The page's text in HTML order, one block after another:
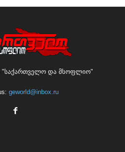
"საქართველო და მსოფლიო"
geworld@inbox.ru